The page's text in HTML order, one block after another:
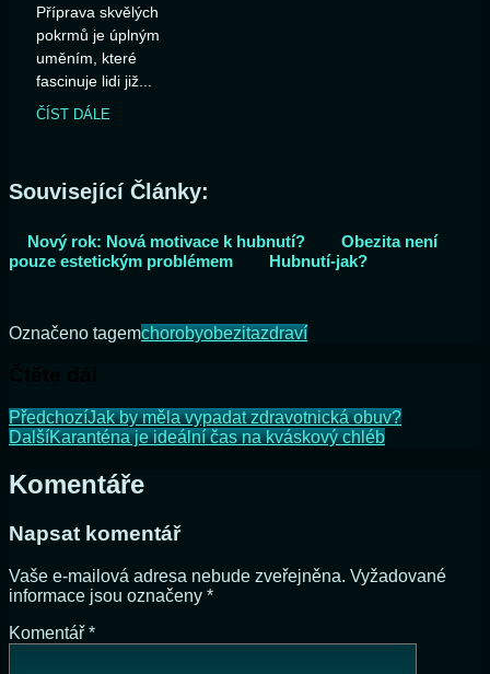
Příprava skvělých
pokrmů je úplným
uměním, které
fascinuje lidi již...
ČÍST DÁLE
Související Články:
Nový rok: Nová motivace k hubnutí?
Obezita není
pouze estetickým problémem
Hubnutí-jak?
Označeno tagemchorobyobezitazdraví
PředchozíJak by měla vypadat zdravotnická obuv?
DalšíKaranténa je ideální čas na kváskový chléb
Komentáře
Napsat komentář
Vaše e-mailová adresa nebude zveřejněna. Vyžadované
informace jsou označeny *
Komentář *